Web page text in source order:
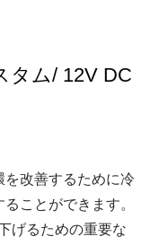
タム/ 12V DC
改善するために冷
ことができます。
げるための重要な